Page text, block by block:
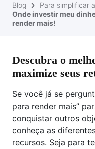
Blog Para simplificar
Onde investir meu
render mais!
Descubra o
maximize seus
Se você já se
para render mais”
conquistar outros
conheça as
recursos. Seja para